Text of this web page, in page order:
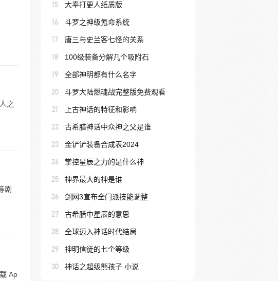
之
剧
Ap
15 大奉打更人纸质版
16 斗罗之神级氪命系统
17 唐三与史兰客七怪的关系
18 100级装备分解几个吸附石
19 全部神明都有什么名字
20 斗罗大陆燃魂战完整版免费观看
21 上古神话的特征和影响
22 古希腊神话中众神之父是谁
23 金铲铲装备合成表2024
24 掌控星辰之力的是什么神
25 神界最大的神是谁
26 剑网3宣布全门派技能调整
27 古希腊中星辰的意思
28 全球迈入神话时代结局
29 神明信徒的七个等级
30 神话之超级熊孩子 小说